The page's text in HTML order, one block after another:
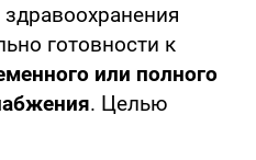
готовности к
или полного
. Целью